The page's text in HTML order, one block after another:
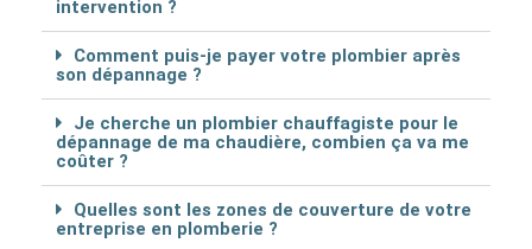
intervention ?
Comment puis-je payer votre plombier après
son dépannage ?
Je cherche un plombier chauffagiste pour le
dépannage de ma chaudière, combien ça va me
coûter ?
Quelles sont les zones de couverture de votre
entreprise en plomberie ?